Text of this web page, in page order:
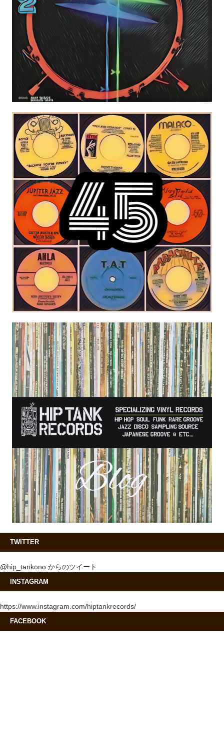
TWITTER
@hip_tankono からのツイート
INSTAGRAM
https://www.instagram.com/hiptankrecords/
FACEBOOK